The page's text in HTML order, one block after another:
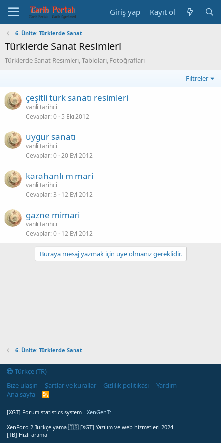
Giriş yap Kayıt ol
6. Ünite: Türklerde Sanat
Türklerde Sanat Resimleri
Türklerde Sanat Resimleri, Tabloları, Fotoğrafları
Filtreler
çeşitli türk sanatı resimleri
vanli tarihci
Cevaplar 0 5 Eki 2012
uygur sanatı
vanli tarihci
Cevaplar 0 20 Eyl 2012
karahanlı mimari
vanli tarihci
Cevaplar 3 12 Eyl 2012
gazne mimari
vanli tarihci
Cevaplar 0 12 Eyl 2012
Buraya mesaj yazmak için üye olmanız gereklidir.
6. Ünite: Türklerde Sanat
Türkçe (TR)
Bize ulaşın
Şartlar ve kurallar Gizlilik politikası
Yardım
Ana sayfa
R
[XGT] Forum statistics system - XenGenTr
XenForo 2 Türkçe yama 🇹🇷 [XGT] Yazılım ve web hizmetleri 2024
[TB] Hızlı arama